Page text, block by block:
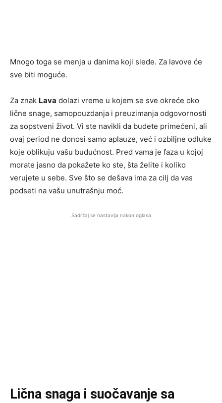
Mnogo toga se menja u danima koji slede. Za lavove će
sve biti moguće.
Za znak Lava dolazi vreme u kojem se sve okreće oko
lične snage, samopouzdanja i preuzimanja odgovornosti
za sopstveni život. Vi ste navikli da budete primećeni, ali
ovaj period ne donosi samo aplauze, već i ozbiljne odluke
koje oblikuju vašu budućnost. Pred vama je faza u kojoj
morate jasno da pokažete ko ste, šta želite i koliko
verujete u sebe. Sve što se dešava ima za cilj da vas
podseti na vašu unutrašnju moć.
Sadržaj se nastavlja nakon oglasa
Lična snaga i suočavanje sa